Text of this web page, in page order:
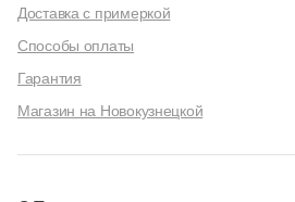
Доставка с примеркой
Способы оплаты
Гарантия
Магазин на Новокузнецкой